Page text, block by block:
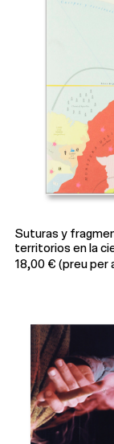
Suturas y
territorios en la
18,00 € (preu per